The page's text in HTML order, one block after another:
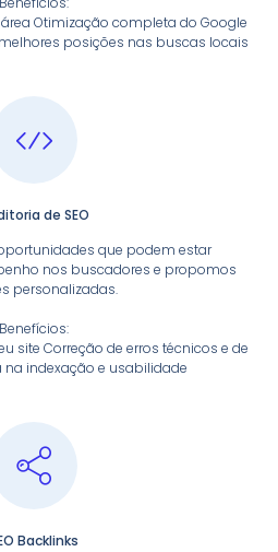
Otimização completa do Google
posições nas buscas locais
de SEO
que podem estar
nos buscadores e propomos
personalizadas.
Benefícios:
site Correção de erros técnicos e de
na indexação e usabilidade
Backlinks